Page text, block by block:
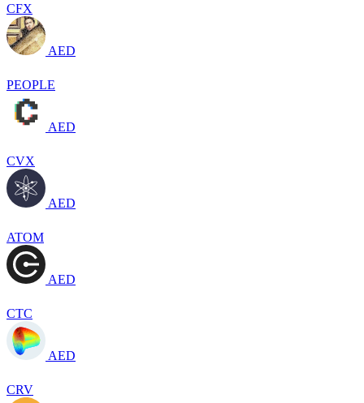
CFX
AED
PEOPLE
AED
CVX
AED
ATOM
AED
CTC
AED
CRV